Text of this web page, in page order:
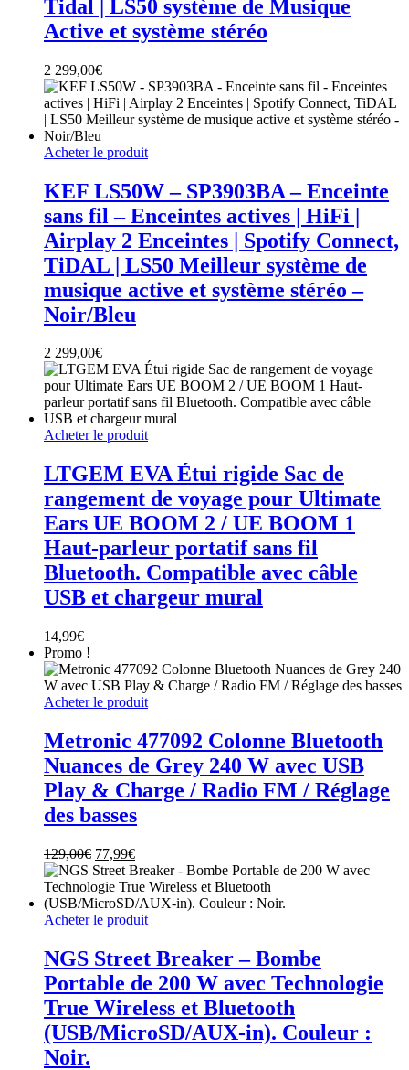
Tidal | LS50 système de Musique
Active et système stéréo
2 299,00€
Acheter le produit
KEF LS50W – SP3903BA – Enceinte
sans fil – Enceintes actives | HiFi |
Airplay 2 Enceintes | Spotify Connect,
TiDAL | LS50 Meilleur système de
musique active et système stéréo –
Noir/Bleu
2 299,00€
Acheter le produit
LTGEM EVA Étui rigide Sac de
rangement de voyage pour Ultimate
Ears UE BOOM 2 / UE BOOM 1
Haut-parleur portatif sans fil
Bluetooth. Compatible avec câble
USB et chargeur mural
14,99€
Promo !
Acheter le produit
Metronic 477092 Colonne Bluetooth
Nuances de Grey 240 W avec USB
Play & Charge / Radio FM / Réglage
des basses
129,00€ Le
prix
initial
était :
129,00€.
77,99€Le
prix
actuel
est :
77,99€.
Acheter le produit
NGS Street Breaker – Bombe
Portable de 200 W avec Technologie
True Wireless et Bluetooth
(USB/MicroSD/AUX-in). Couleur :
Noir.